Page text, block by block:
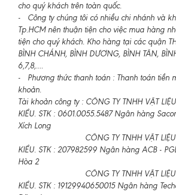
cho quý khách trên toàn quốc.
- Công ty chúng tôi có nhiều chi nhánh và
Tp.HCM nên thuận tiện cho việc mua hàng
tiện cho quý khách. Kho hàng tại các quận
BÌNH CHÁNH, BÌNH DƯƠNG, BÌNH TÂN,
6,7,8,....
- Phương thức thanh toán : Thanh toán tiền
khoản.
Tài khoản công ty : CÔNG TY TNHH VẬT
KIỀU. STK : 0601.0055.5487 Ngân hàng
Xích Long
CÔNG TY TNHH VẬT
KIỀU. STK : 207982599 Ngân hàng ACB -
Hòa 2
CÔNG TY TNHH VẬT
KIỀU. STK : 19129940650015 Ngân hàng